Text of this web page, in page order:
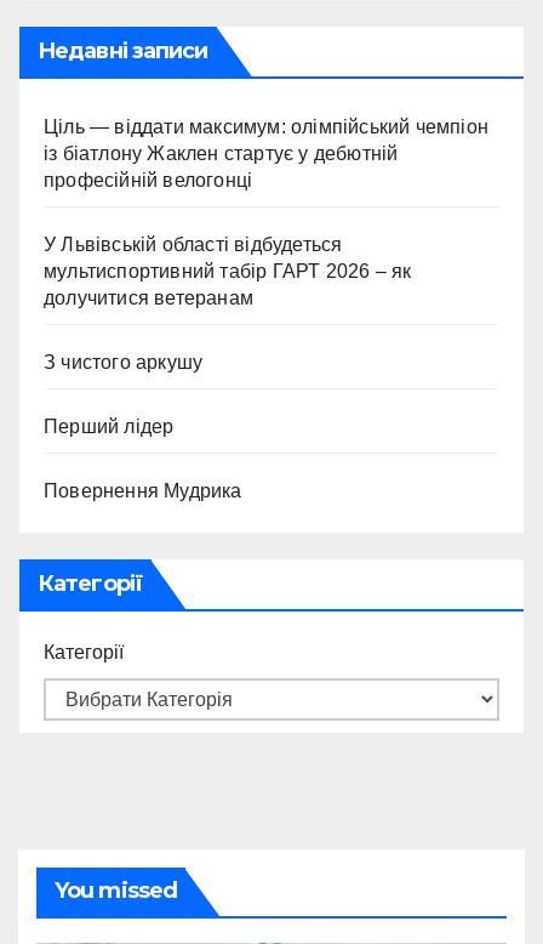
Недавні записи
Ціль — віддати максимум: олімпійський чемпіон
із біатлону Жаклен стартує у дебютній
професійній велогонці
У Львівській області відбудеться
мультиспортивний табір ГАРТ 2026 – як
долучитися ветеранам
З чистого аркушу
Перший лідер
Повернення Мудрика
Категорії
Категорії
You missed